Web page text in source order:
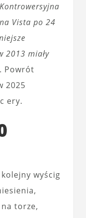
Kontrowersyjna
Vista po 24
2013 miały
. Powrót
2025
ery.
wyścig
torze,